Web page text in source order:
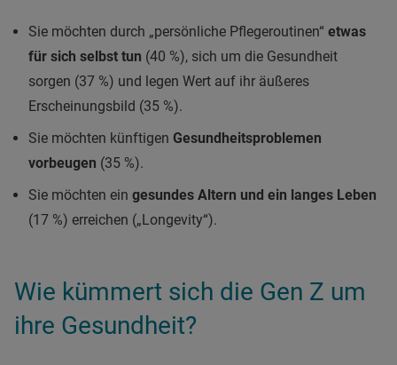
Sie möchten durch „persönliche Pflegeroutinen“ etwas
für sich selbst tun (40 %), sich um die Gesundheit
sorgen (37 %) und legen Wert auf ihr äußeres
Erscheinungsbild (35 %).
Sie möchten künftigen Gesundheitsproblemen
vorbeugen (35 %).
Sie möchten ein gesundes Altern und ein langes Leben
(17 %) erreichen („Longevity“).
Wie kümmert sich die Gen Z um
ihre Gesundheit?